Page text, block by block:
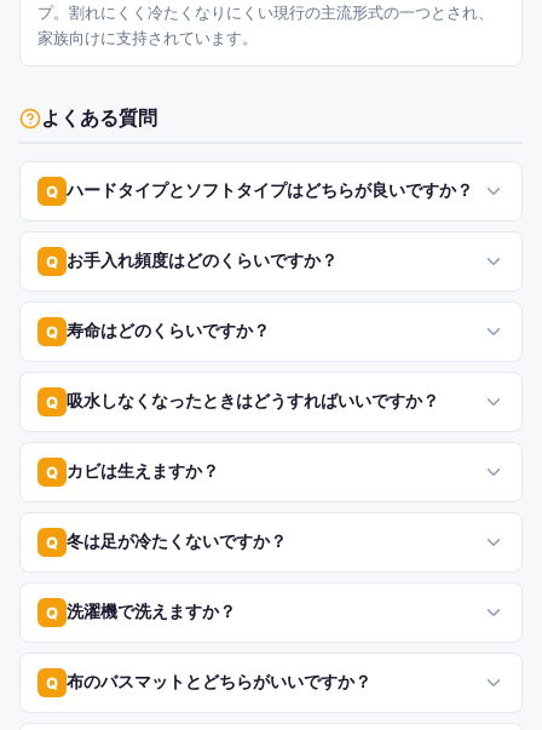
プ。割れにくく冷たくなりにくい現行の主流形式の一つとされ、
家族向けに支持されています。
よくある質問
Q ハードタイプとソフトタイプはどちらが良いですか？
Q お手入れ頻度はどのくらいですか？
Q 寿命はどのくらいですか？
Q 吸水しなくなったときはどうすればいいですか？
Q カビは生えますか？
Q 冬は足が冷たくないですか？
Q 洗濯機で洗えますか？
Q 布のバスマットとどちらがいいですか？